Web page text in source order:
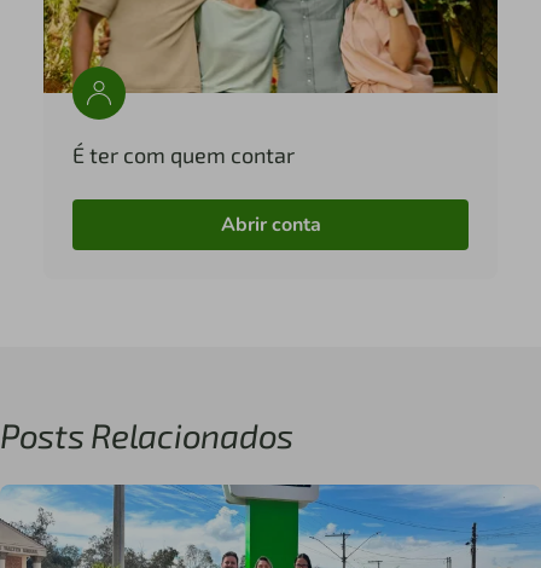
É ter com quem contar
Abrir conta
Posts Relacionados